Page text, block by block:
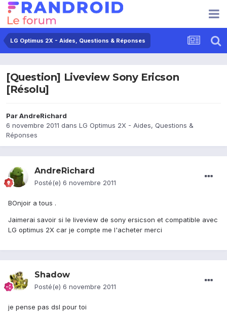
LG Optimus 2X - Aides, Questions & Réponses
[Question] Liveview Sony Ericson
[Résolu]
ParAndreRichard
6 novembre 2011 dans LG Optimus 2X - Aides, Questions &
Réponses
AndreRichard
Posté(e) 6 novembre 2011
BOnjoir a tous .
Jaimerai savoir si le liveview de sony ersicson et compatible avec
LG optimus 2X car je compte me l'acheter merci
Shadow
Posté(e) 6 novembre 2011
je pense pas dsl pour toi